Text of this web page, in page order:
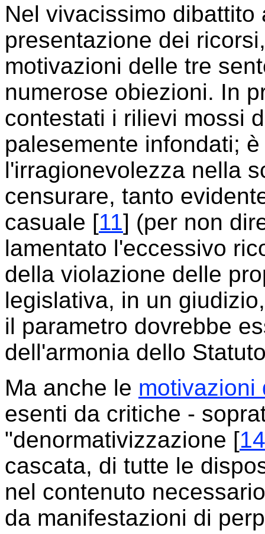
Nel vivacissimo
presentazione dei
motivazioni delle tre
numerose obiezioni. In
contestati i rilievi mossi
palesemente infondati;
l'irragionevolezza nella
censurare, tanto
casuale [11] (per non
lamentato l'eccessivo
della violazione delle
legislativa, in un
il parametro dovrebbe
dell'armonia dello
Ma anche le motivazioni
esenti da critiche -
"denormativizzazione [14
cascata, di tutte le
nel contenuto
da manifestazioni di